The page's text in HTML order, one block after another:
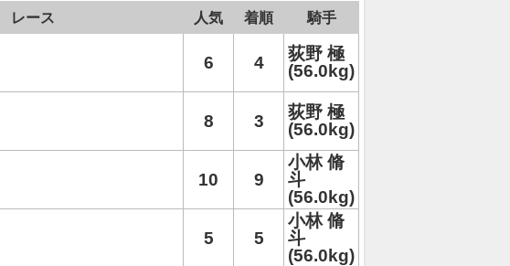
レース 人気 着順 騎手
6 4
荻野 極
(56.0kg)
8 3
荻野 極
(56.0kg)
10 9
小林 脩
斗
(56.0kg)
5 5
小林 脩
斗
(56.0kg)